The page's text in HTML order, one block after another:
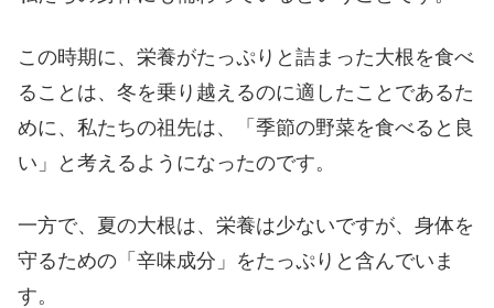
この時期に、栄養がたっぷりと詰まった大根を食べ
ることは、冬を乗り越えるのに適したことであるた
めに、私たちの祖先は、「季節の野菜を食べると良
い」と考えるようになったのです。
一方で、夏の大根は、栄養は少ないですが、身体を
守るための「辛味成分」をたっぷりと含んでいま
す。